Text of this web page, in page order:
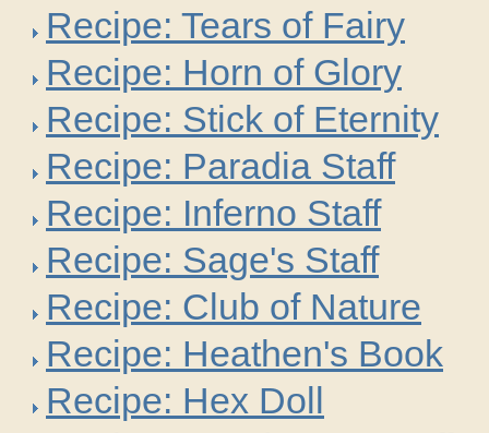
Recipe: Tears of Fairy
Recipe: Horn of Glory
Recipe: Stick of Eternity
Recipe: Paradia Staff
Recipe: Inferno Staff
Recipe: Sage's Staff
Recipe: Club of Nature
Recipe: Heathen's Book
Recipe: Hex Doll